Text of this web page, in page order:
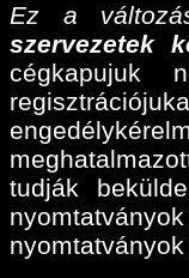
Ez a
szervezetek
cégkapujuk
tudják